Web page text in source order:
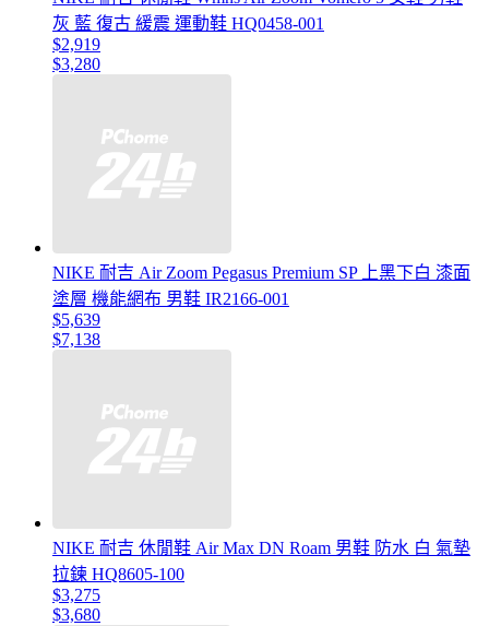
灰 藍 復古 緩震 運動鞋 HQ0458-001
$2,919
$3,280
NIKE 耐吉 Air Zoom Pegasus Premium SP 上黑下白 漆面
塗層 機能網布 男鞋 IR2166-001
$5,639
$7,138
NIKE 耐吉 休閒鞋 Air Max DN Roam 男鞋 防水 白 氣墊
拉鍊 HQ8605-100
$3,275
$3,680